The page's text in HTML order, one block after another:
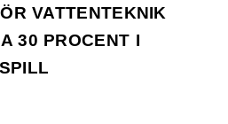
VATTENTEKNIK
30 PROCENT I